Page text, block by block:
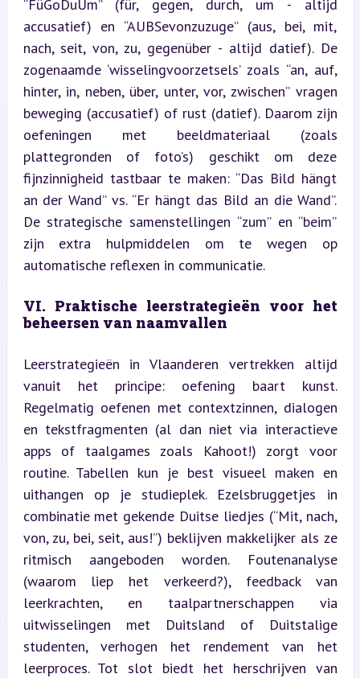
“FüGoDuUm” (für, gegen, durch, um - altijd
accusatief) en “AUBSevonzuzuge” (aus, bei, mit,
nach, seit, von, zu, gegenüber - altijd datief). De
zogenaamde ‘wisselingvoorzetsels’ zoals “an, auf,
hinter, in, neben, über, unter, vor, zwischen” vragen
beweging (accusatief) of rust (datief). Daarom zijn
oefeningen met beeldmateriaal (zoals
plattegronden of foto’s) geschikt om deze
fijnzinnigheid tastbaar te maken: “Das Bild hängt
an der Wand” vs. “Er hängt das Bild an die Wand”.
De strategische samenstellingen “zum” en “beim”
zijn extra hulpmiddelen om te wegen op
automatische reflexen in communicatie.
VI. Praktische leerstrategieën voor het
beheersen van naamvallen
Leerstrategieën in Vlaanderen vertrekken altijd
vanuit het principe: oefening baart kunst.
Regelmatig oefenen met contextzinnen, dialogen
en tekstfragmenten (al dan niet via interactieve
apps of taalgames zoals Kahoot!) zorgt voor
routine. Tabellen kun je best visueel maken en
uithangen op je studieplek. Ezelsbruggetjes in
combinatie met gekende Duitse liedjes (“Mit, nach,
von, zu, bei, seit, aus!”) beklijven makkelijker als ze
ritmisch aangeboden worden. Foutenanalyse
(waarom liep het verkeerd?), feedback van
leerkrachten, en taalpartnerschappen via
uitwisselingen met Duitsland of Duitstalige
studenten, verhogen het rendement van het
leerproces. Tot slot biedt het herschrijven van